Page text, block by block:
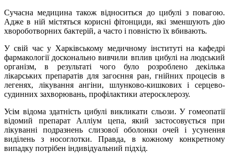
Сучасна медицина також відноситься до цибулі з повагою.
Адже в ній містяться корисні фітонциди, які зменшують дію
хвороботворних бактерій, а часто і повністю їх вбивають.
У свій час у Харківському медичному інституті на кафедрі
фармакології досконально вивчили вплив цибулі на людський
організм, в результаті чого було розроблено декілька
лікарських препаратів для загоєння ран, гнійних процесів в
легенях, лікування ангіни, шлунково-кишкових і серцево-
судинних захворювань, профілактики атеросклерозу.
Усім відома здатність цибулі викликати сльози. У гомеопатії
відомий препарат Алліум цепа, який застосовується при
лікуванні подразнень слизової оболонки очей і усунення
виділень з носоглотки. Правда, в кожному конкретному
випадку потрібен індивідуальний підхід.